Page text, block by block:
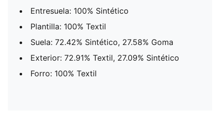
Entresuela: 100% Sintético
Plantilla: 100% Textil
Suela: 72.42% Sintético, 27.58% Goma
Exterior: 72.91% Textil, 27.09% Sintético
Forro: 100% Textil